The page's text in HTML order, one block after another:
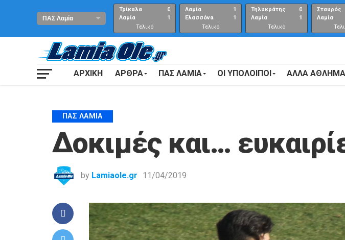
Τρίκαλα
Λαμία
0
1
Τελικό
αποτέλεσμα
Λαμία
Ελασσόνα
1
1
Τελικό
Αποτέλεσμα
Τηλυκράτης
Λαμία
0
1
Τελικό
αποτέλεσμα
Σταυρός
Λαμία
ΑΡΧΙΚΗ ΑΡΘΡΑ ΠΑΣ ΛΑΜΙΑ ΟΙ ΥΠΟΛΟΙΠΟΙ ΑΛΛΑ
ΠΑΣ ΛΑΜΊΑ
Δοκιμές και…
by Lamiaole.gr 11/04/2019